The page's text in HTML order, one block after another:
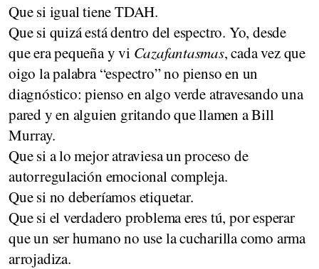
Que si igual tiene TDAH.
Que si quizá está dentro del espectro. Yo, desde
que era pequeña y vi Cazafantasmas, cada vez que
oigo la palabra “espectro” no pienso en un
diagnóstico: pienso en algo verde atravesando una
pared y en alguien gritando que llamen a Bill
Murray.
Que si a lo mejor atraviesa un proceso de
autorregulación emocional compleja.
Que si no deberíamos etiquetar.
Que si el verdadero problema eres tú, por esperar
que un ser humano no use la cucharilla como arma
arrojadiza.